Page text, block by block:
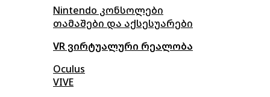
Nintendo კონსოლები
თამაშები და აქსესუარები
VR ვირტუალური რეალობა
Oculus
VIVE